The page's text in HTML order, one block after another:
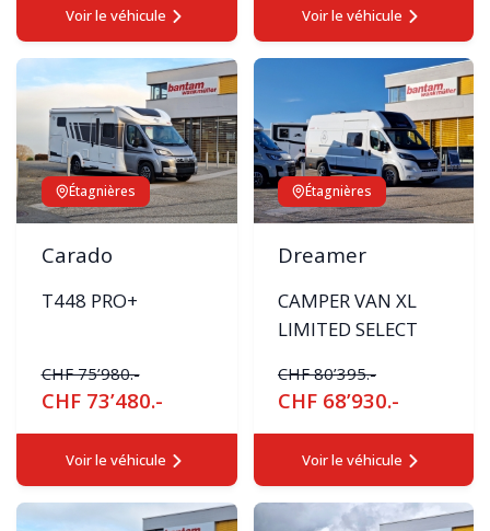
Voir le véhicule Voir le véhicule
Étagnières
Carado
T448 PRO+
CHF 75’980.-
CHF 73’480.-
Voir le véhicule
Étagnières
Dreamer
CAMPER VAN XL
LIMITED SELECT
CHF 80’395.-
CHF 68’930.-
Voir le véhicule